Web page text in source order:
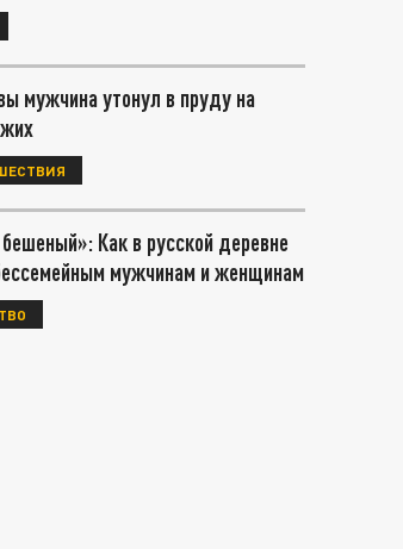
мужчина утонул в пруду на
Как в русской деревне
мужчинам и женщинам